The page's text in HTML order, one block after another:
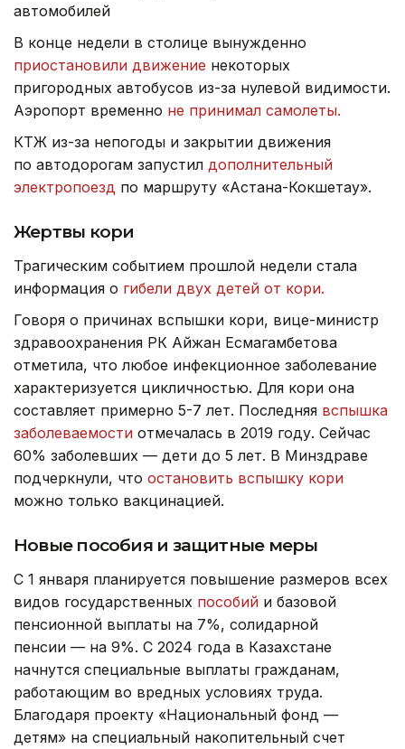
автомобилей
В конце недели в столице вынужденно
приостановили движение некоторых
пригородных автобусов из-за нулевой видимости.
Аэропорт временно не принимал самолеты.
КТЖ из-за непогоды и закрытии движения
по автодорогам запустил дополнительный
электропоезд по маршруту «Астана-Кокшетау».
Жертвы кори
Трагическим событием прошлой недели стала
информация о гибели двух детей от кори.
Говоря о причинах вспышки кори, вице-министр
здравоохранения РК Айжан Есмагамбетова
отметила, что любое инфекционное заболевание
характеризуется цикличностью. Для кори она
составляет примерно 5-7 лет. Последняя вспышка
заболеваемости отмечалась в 2019 году. Сейчас
60% заболевших — дети до 5 лет. В Минздраве
подчеркнули, что остановить вспышку кори
можно только вакцинацией.
Новые пособия и защитные меры
С 1 января планируется повышение размеров всех
видов государственных пособий и базовой
пенсионной выплаты на 7%, солидарной
пенсии — на 9%. С 2024 года в Казахстане
начнутся специальные выплаты гражданам,
работающим во вредных условиях труда.
Благодаря проекту «Национальный фонд —
детям» на специальный накопительный счет